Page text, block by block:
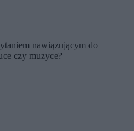
nawiązującym do
czy muzyce?